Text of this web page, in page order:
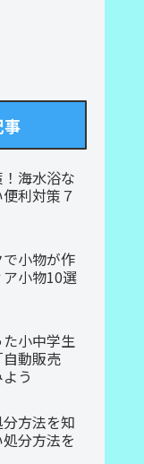
海水浴な
利対策７
小物が作
小物10選
小中学生
動販売
う
方法を知
分方法を